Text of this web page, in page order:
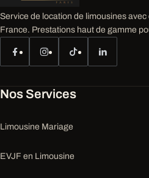
Service de location de limousines
France. Prestations haut de gamme
Nos Services
Limousine Mariage
EVJF en Limousine